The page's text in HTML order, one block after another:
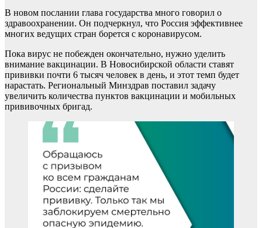
В новом послании глава государства много говорил о
здравоохранении. Он подчеркнул, что Россия эффективнее
многих ведущих стран борется с коронавирусом.
Пока вирус не побежден окончательно, нужно уделить
внимание вакцинации. В Новосибирской области ставят
прививки почти 6 тысяч человек в день, и этот темп будет
нарастать. Региональный Минздрав поставил задачу
увеличить количества пунктов вакцинации и мобильных
прививочных бригад.